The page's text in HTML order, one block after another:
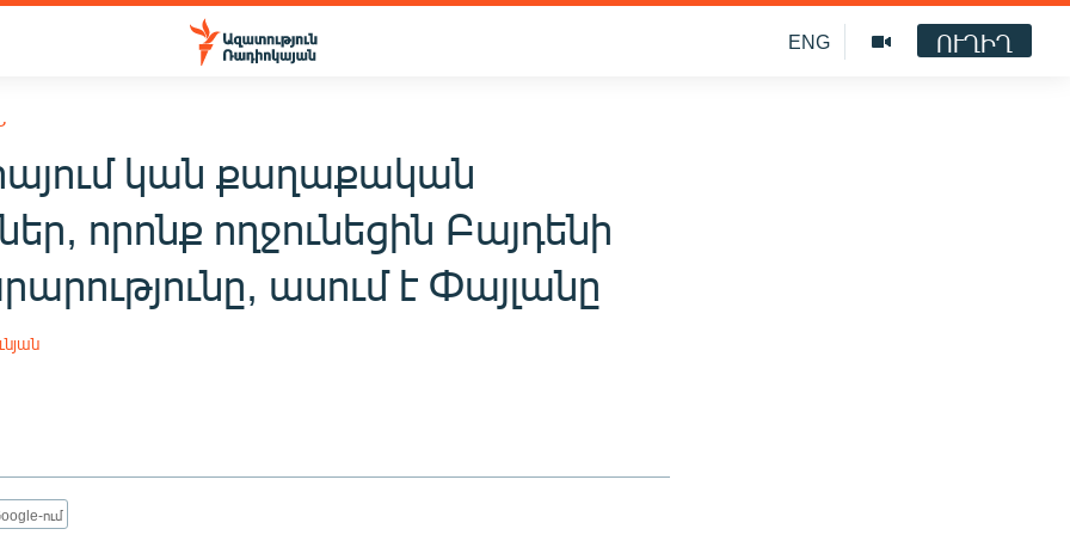
ENG ՈՒՂԻՂ
կան քաղաքական
որոնք ողջունեցին Բայդենի
ասում է Փայլանը
ում